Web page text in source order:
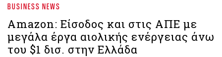
BUSINESS NEWS
Amazon: Είσοδος και στις ΑΠΕ με
μεγάλα έργα αιολικής ενέργειας άνω
του $1 δισ. στην Ελλάδα